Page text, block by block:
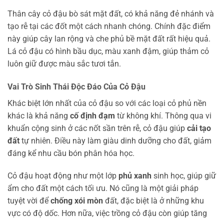
Thân cây cỏ đậu bò sát mặt đất, có khả năng đẻ nhánh và
tạo rễ tại các đốt một cách nhanh chóng. Chính đặc điểm
này giúp cây lan rộng và che phủ bề mặt đất rất hiệu quả.
Lá cỏ đậu có hình bầu dục, màu xanh đậm, giúp thảm cỏ
luôn giữ được màu sắc tươi tắn.
Vai Trò Sinh Thái Độc Đáo Của Cỏ Đậu
Khác biệt lớn nhất của cỏ đậu so với các loại cỏ phủ nền
khác là khả năng cố định đạm từ không khí. Thông qua vi
khuẩn cộng sinh ở các nốt sần trên rễ, cỏ đậu giúp cải tạo
đất tự nhiên. Điều này làm giàu dinh dưỡng cho đất, giảm
đáng kể nhu cầu bón phân hóa học.
Cỏ đậu hoạt động như một lớp phủ xanh sinh học, giúp giữ
ẩm cho đất một cách tối ưu. Nó cũng là một giải pháp
tuyệt vời để chống xói mòn đất, đặc biệt là ở những khu
vực có độ dốc. Hơn nữa, việc trồng cỏ đậu còn giúp tăng